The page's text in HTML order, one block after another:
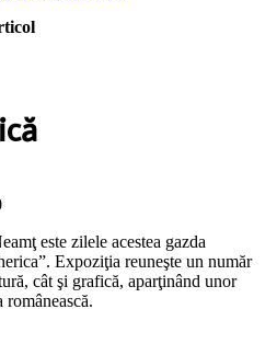
este zilele acestea gazda
Expoziţia reuneşte un număr
cât şi grafică, aparţinând unor